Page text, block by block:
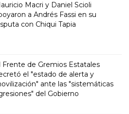
Macri y Daniel Scioli
a Andrés Fassi en su
con Chiqui Tapia
Frente de Gremios Estatales
el "estado de alerta y
ante las "sistemáticas
del Gobierno